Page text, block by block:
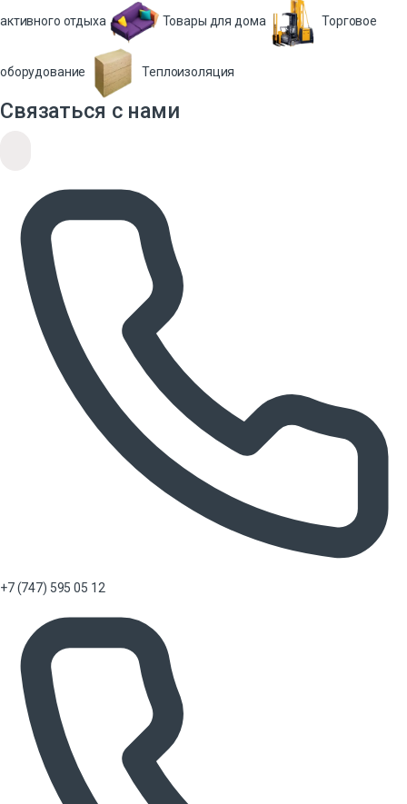
активного отдыха Товары для дома Торговое
оборудование Теплоизоляция
Связаться с нами
+7 (747) 595 05 12